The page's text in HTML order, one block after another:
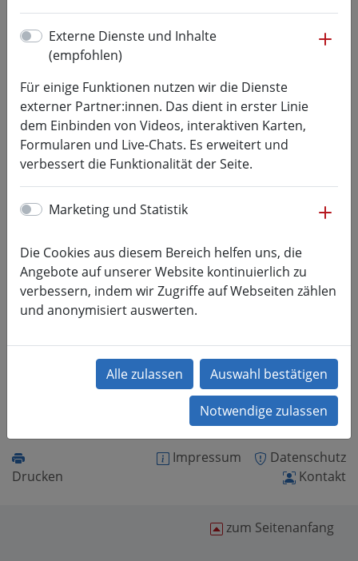
International, HSMW Veranstaltung, Studierende,
Mitarbeiter,
Ort: MiTTmachGarten | Rochlitzer Str. 43 | 09648
Mittweida
Termin importieren:
iCalendar
Zurück zur Übersicht
Ihre Veranstaltung steht noch nicht im Kalender? Dann
teilen Sie uns Ihre Veranstaltung
hiermit.
M.Sc.
Hochschulkommunikation
+49 (0) 3727 58 1251
events@hs-mittweida.de
Drucken
Datenschutz
Impressum
Kontakt
zum Seitenanfang
Externe Dienste und Inhalte
(empfohlen)
Für einige Funktionen nutzen wir die Dienste
externer Partner:innen. Das dient in erster Linie
dem Einbinden von Videos, interaktiven Karten,
Formularen und Live-Chats. Es erweitert und
verbessert die Funktionalität der Seite.
Marketing und Statistik
Die Cookies aus diesem Bereich helfen uns, die
Angebote auf unserer Website kontinuierlich zu
verbessern, indem wir Zugriffe auf Webseiten zählen
und anonymisiert auswerten.